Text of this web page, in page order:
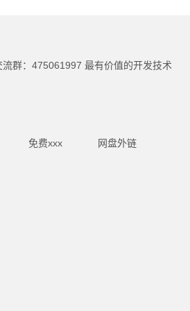
群：475061997 最有价值的开发技术
免费xxx 网盘外链